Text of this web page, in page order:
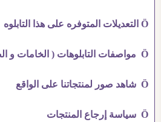
Ö التعديلات المتوفره على هذا التابلوه
Ö مواصفات التابلوهات ( الخامات و الصناعة )
Ö شاهد صور لمنتجاتنا على الواقع
Ö سياسة إرجاع المنتجات